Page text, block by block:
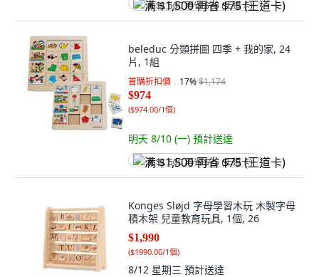
满 $1,500 再省 $75 (王道卡)
beleduc 分類拼圖 四季 + 我的家, 24
片, 1組
首購折扣價 17%$1,174
$974
($974.00/1個)
明天 8/10 (一) 預計送達
满 $1,500 再省 $75 (王道卡)
Konges Sløjd 字母學習木玩 木製字母
積木架 兒童教育玩具, 1個, 26
$1,990
($1990.00/1個)
8/12 星期三 預計送達